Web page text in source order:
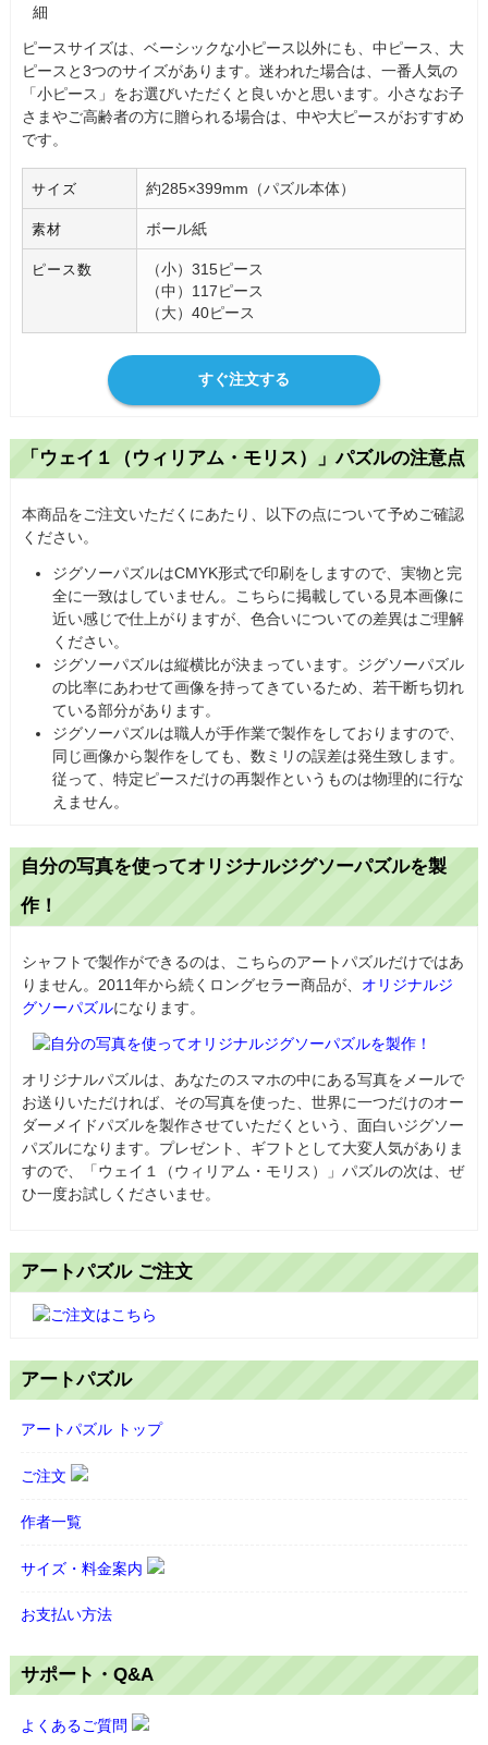
ピースサイズは、ベーシックな小ピース以外にも、中ピース、大
ピースと3つのサイズがあります。迷われた場合は、一番人気の
「小ピース」をお選びいただくと良いかと思います。小さなお子
さまやご高齢者の方に贈られる場合は、中や大ピースがおすすめ
です。
サイズ 約285×399mm（パズル本体）
素材 ボール紙
ピース数
（小）315ピース
（中）117ピース
（大）40ピース
すぐ注文する
「ウェイ１（ウィリアム・モリス）」パズルの注意点
本商品をご注文いただくにあたり、以下の点について予めご確認
ください。
ジグソーパズルはCMYK形式で印刷をしますので、実物と完
全に一致はしていません。こちらに掲載している見本画像に
近い感じで仕上がりますが、色合いについての差異はご理解
ください。
ジグソーパズルは縦横比が決まっています。ジグソーパズル
の比率にあわせて画像を持ってきているため、若干断ち切れ
ている部分があります。
ジグソーパズルは職人が手作業で製作をしておりますので、
同じ画像から製作をしても、数ミリの誤差は発生致します。
従って、特定ピースだけの再製作というものは物理的に行な
えません。
自分の写真を使ってオリジナルジグソーパズルを製
作！
シャフトで製作ができるのは、こちらのアートパズルだけではあ
りません。2011年から続くロングセラー商品が、 オリジナルジ
グソーパズルになります。
オリジナルパズルは、あなたのスマホの中にある写真をメールで
お送りいただければ、その写真を使った、世界に一つだけのオー
ダーメイドパズルを製作させていただくという、面白いジグソー
パズルになります。プレゼント、ギフトとして大変人気がありま
すので、「ウェイ１（ウィリアム・モリス）」パズルの次は、ぜ
ひ一度お試しくださいませ。
アートパズル ご注文
アートパズル
アートパズル トップ
ご注文
作者一覧
サイズ・料金案内
お支払い方法
サポート・Q&A
よくあるご質問